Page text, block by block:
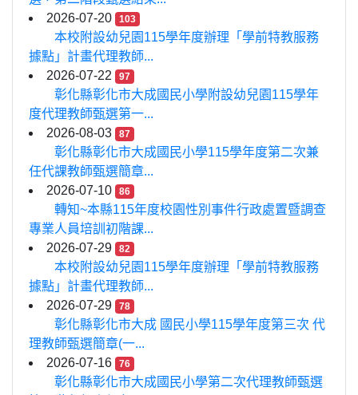
2026-07-20
103
本校附設幼兒園115學年度辦理「學前特教服務
據點」計畫代理教師...
2026-07-22
97
彰化縣彰化市大成國民小學附設幼兒園115學年
度代理教師甄選第一...
2026-08-03
87
彰化縣彰化市大成國民小學115學年度第二次兼
任代課教師甄選簡章...
2026-07-10
86
轉知~本縣115年度校園性別事件行政處置暨調查
專業人員培訓初階課...
2026-07-29
82
本校附設幼兒園115學年度辦理「學前特教服務
據點」計畫代理教師...
2026-07-29
78
彰化縣彰化市大成 國民小學115學年度第三次 代
理教師甄選簡章(一...
2026-07-16
76
彰化縣彰化市大成國民小學第二次代理教師甄選